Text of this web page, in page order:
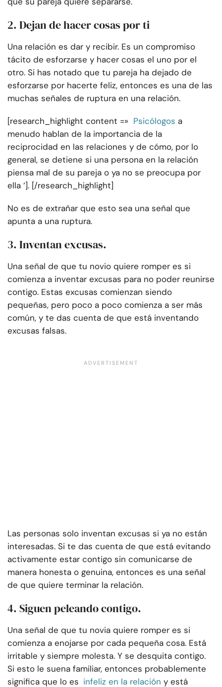
2. Dejan de hacer cosas por ti
Una relación es dar y recibir. Es un compromiso
tácito de esforzarse y hacer cosas el uno por el
otro. Si has notado que tu pareja ha dejado de
esforzarse por hacerte feliz, entonces es una de las
muchas señales de ruptura en una relación.
[research_highlight content =» Psicólogos a
menudo hablan de la importancia de la
reciprocidad en las relaciones y de cómo, por lo
general, se detiene si una persona en la relación
piensa mal de su pareja o ya no se preocupa por
ella ‘]. [/research_highlight]
No es de extrañar que esto sea una señal que
apunta a una ruptura.
3. Inventan excusas.
Una señal de que tu novio quiere romper es si
comienza a inventar excusas para no poder reunirse
contigo. Estas excusas comienzan siendo
pequeñas, pero poco a poco comienza a ser más
común, y te das cuenta de que está inventando
excusas falsas.
Las personas solo inventan excusas si ya no están
interesadas. Si te das cuenta de que está evitando
activamente estar contigo sin comunicarse de
manera honesta o genuina, entonces es una señal
de que quiere terminar la relación.
4. Siguen peleando contigo.
Una señal de que tu novia quiere romper es si
comienza a enojarse por cada pequeña cosa. Está
irritable y siempre molesta. Y se desquita contigo.
Si esto le suena familiar, entonces probablemente
significa que lo es infeliz en la relación y está